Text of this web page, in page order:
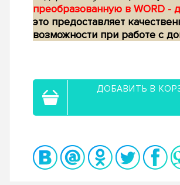
преобразованную в WORD -
это предоставляет
возможности при работе с
ДОБАВИТЬ В